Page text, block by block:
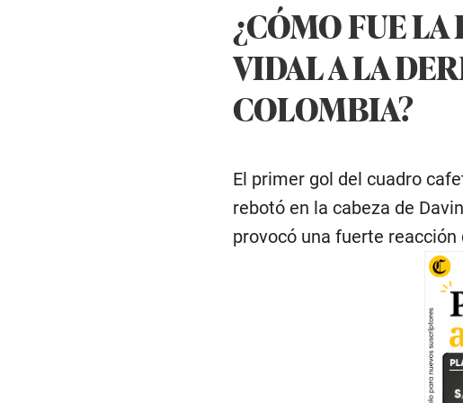
¿CÓMO FUE
VIDAL A LA
COLOMBIA?
El primer gol del cuadro
rebotó en la cabeza de
provocó una fuerte reacción